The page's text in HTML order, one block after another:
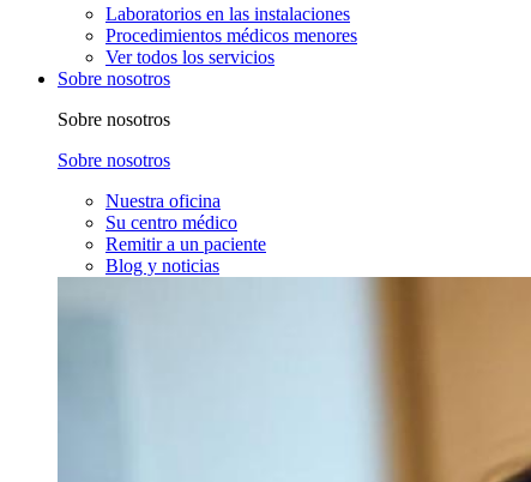
Laboratorios en las instalaciones
Procedimientos médicos menores
Ver todos los servicios
Sobre nosotros
Sobre nosotros
Sobre nosotros
Nuestra oficina
Su centro médico
Remitir a un paciente
Blog y noticias